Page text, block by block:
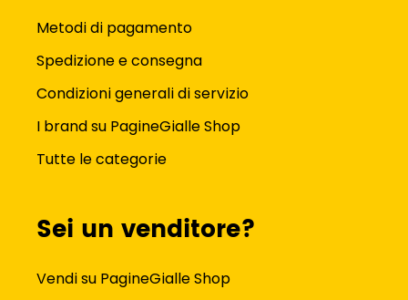
Metodi di pagamento
Spedizione e consegna
Condizioni generali di servizio
I brand su PagineGialle Shop
Tutte le categorie
Sei un venditore?
Vendi su PagineGialle Shop